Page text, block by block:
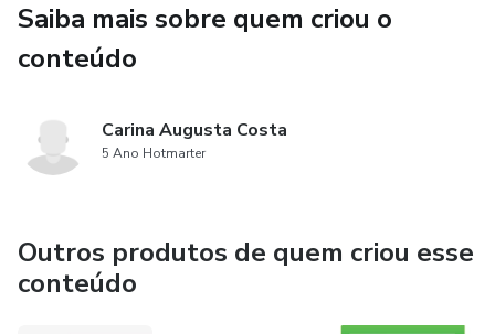
Saiba mais sobre quem criou o
conteúdo
Carina Augusta Costa
5 Ano Hotmarter
Outros produtos de quem criou esse
conteúdo